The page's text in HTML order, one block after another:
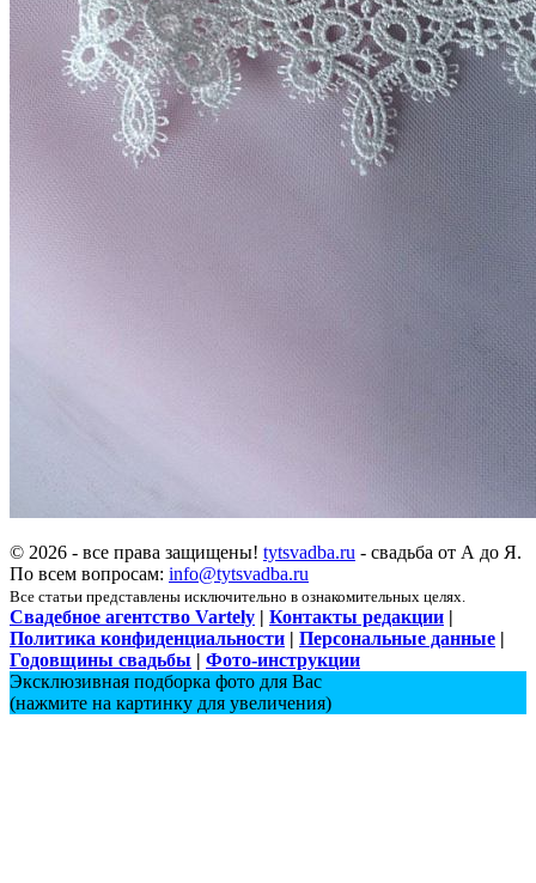
© 2026 - все права защищены! tytsvadba.ru - свадьба от А до Я.
По всем вопросам: info@tytsvadba.ru
Все статьи представлены исключительно в ознакомительных целях.
Свадебное агентство Vartely | Контакты редакции |
Политика конфиденциальности | Персональные данные |
Годовщины свадьбы | Фото-инструкции
Эксклюзивная подборка фото для Вас
(нажмите на картинку для увеличения)